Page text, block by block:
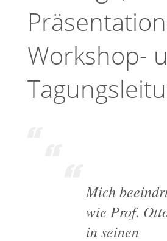
Workshop-
Mich
wie Prof.
in seinen